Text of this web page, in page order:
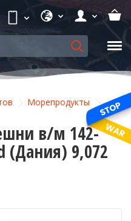
Морепродукты
в/м 142-
(Дания) 9,072